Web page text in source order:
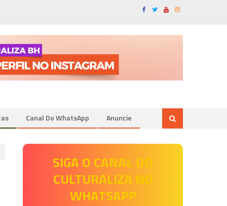
Canal Do WhatsApp Anuncie
SIGA O CANAL DO
CULTURALIZA NO
WHATSAPP